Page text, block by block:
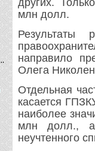
других.
млн долл.
Результаты
направило
Олега
Отдельная
касается
наиболее
млн долл., а
неучтенного